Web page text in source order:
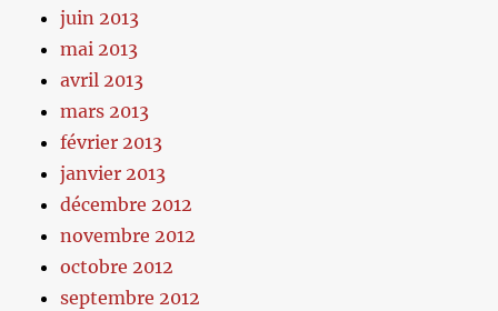
juin 2013
mai 2013
avril 2013
mars 2013
février 2013
janvier 2013
décembre 2012
novembre 2012
octobre 2012
septembre 2012